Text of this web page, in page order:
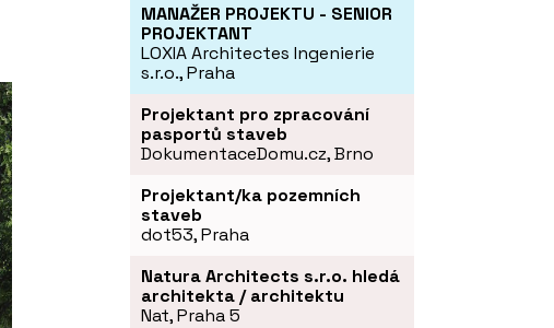
MANAŽER PROJEKTU - SENIOR
PROJEKTANT
LOXIA Architectes Ingenierie
s.r.o., Praha
Projektant pro zpracování
pasportů staveb
DokumentaceDomu.cz, Brno
Projektant/ka pozemních
staveb
dot53, Praha
Natura Architects s.r.o. hledá
architekta / architektu
Nat, Praha 5